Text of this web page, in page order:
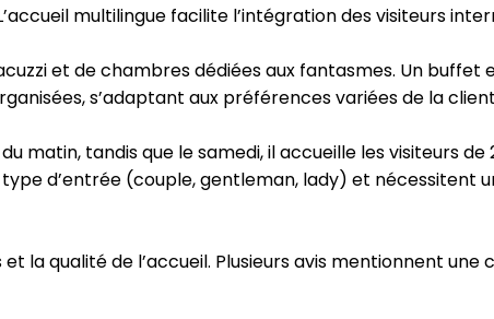
multilingue facilite l’intégration des visiteurs
et de chambres dédiées aux fantasmes. Un buffet
s’adaptant aux préférences variées de la
matin, tandis que le samedi, il accueille les visiteurs de
d’entrée (couple, gentleman, lady) et nécessitent
la qualité de l’accueil. Plusieurs avis mentionnent